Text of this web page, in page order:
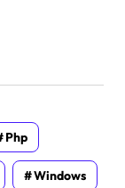
Php
Windows